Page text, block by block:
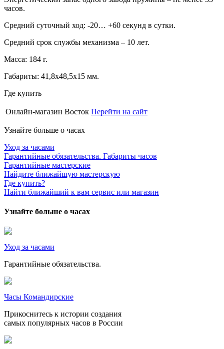
часов.
Средний суточный ход: -20… +60 секунд в сутки.
Средний срок службы механизма – 10 лет.
Масса: 184 г.
Габариты: 41,8х48,5х15 мм.
Где купить
Онлайн-магазин Восток Перейти на сайт
Узнайте больше о часах
Уход за часами
Гарантийные обязательства. Габариты часов
Гарантийные мастерские
Найдите ближайшую мастерскую
Где купить?
Найти ближайший к вам сервис или магазин
Узнайте больше о часах
Уход за часами
Гарантийные обязательства.
Часы Командирские
Прикоснитесь к истории создания
самых популярных часов в России